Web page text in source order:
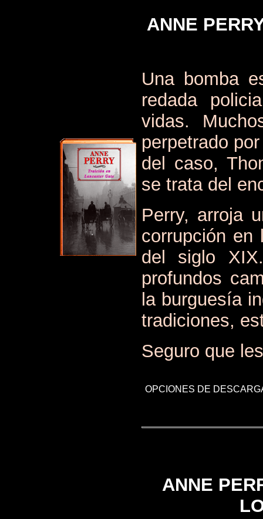
ANNE
Una bomba
redada
vidas.
perpetrado
del caso,
se trata del
Perry, arroja
corrupción en
del siglo
profundos
la burguesía
tradiciones,
Seguro que
OPCIONES DE
ANNE